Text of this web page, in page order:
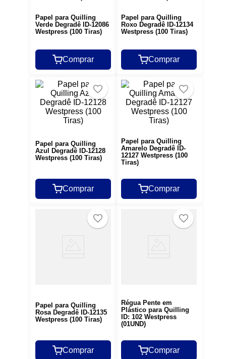
Papel para Quilling
Verde Degradê ID-12086
Westpress (100 Tiras)
Comprar
Papel para Quilling
Roxo Degradê ID-12134
Westpress (100 Tiras)
Comprar
Papel para Quilling
Azul Degradê ID-12128
Westpress (100 Tiras)
Comprar
Papel para Quilling
Amarelo Degradê ID-
12127 Westpress (100
Tiras)
Comprar
Papel para Quilling
Rosa Degradê ID-12135
Westpress (100 Tiras)
Comprar
Régua Pente em
Plástico para Quilling
ID: 102 Westpress
(01UND)
Comprar